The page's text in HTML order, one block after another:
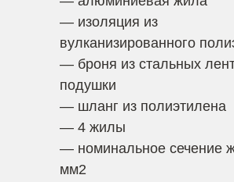
— изоляция из
вулканизированного
— броня из стальных
подушки
— шланг из полиэтилена
— 4 жилы
— номинальное сечение
мм2